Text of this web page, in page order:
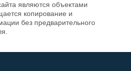
являются объектами
копирование и
без предварительного